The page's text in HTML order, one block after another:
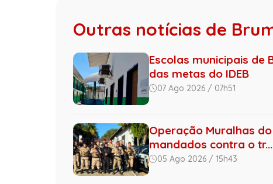
Outras notícias de
Escolas municipais de
das metas do IDEB
07 Ago 2026 / 07h51
Operação Muralhas
mandados contra o tr...
05 Ago 2026 / 15h43